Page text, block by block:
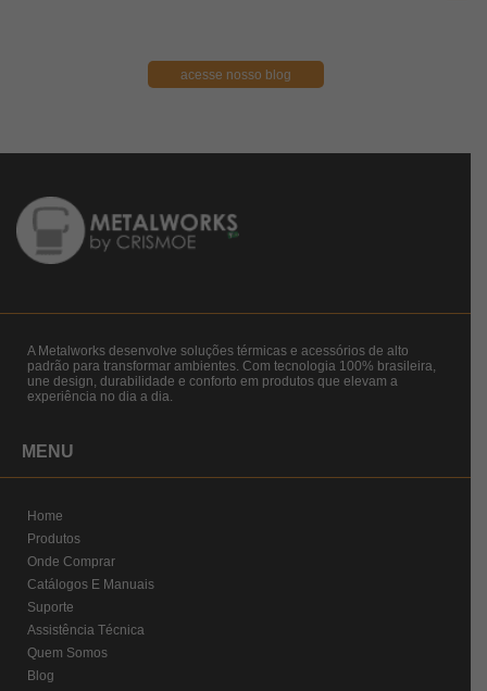
acesse nosso blog
A Metalworks desenvolve soluções térmicas e acessórios de alto
padrão para transformar ambientes. Com tecnologia 100% brasileira,
une design, durabilidade e conforto em produtos que elevam a
experiência no dia a dia.
MENU
Home
Produtos
Onde Comprar
Catálogos E Manuais
Suporte
Assistência Técnica
Quem Somos
Blog